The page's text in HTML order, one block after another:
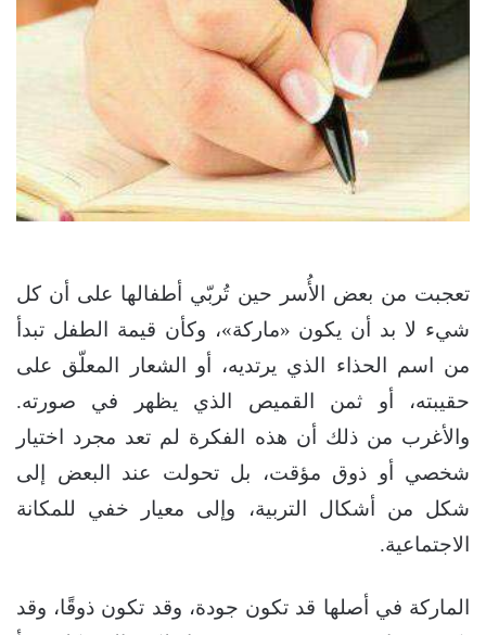
تعجبت من بعض الأُسر حين تُربّي أطفالها على أن كل
شيء لا بد أن يكون «ماركة»، وكأن قيمة الطفل تبدأ
من اسم الحذاء الذي يرتديه، أو الشعار المعلّق على
حقيبته، أو ثمن القميص الذي يظهر في صورته.
والأغرب من ذلك أن هذه الفكرة لم تعد مجرد اختيار
شخصي أو ذوق مؤقت، بل تحولت عند البعض إلى
شكل من أشكال التربية، وإلى معيار خفي للمكانة
الاجتماعية.
الماركة في أصلها قد تكون جودة، وقد تكون ذوقًا، وقد